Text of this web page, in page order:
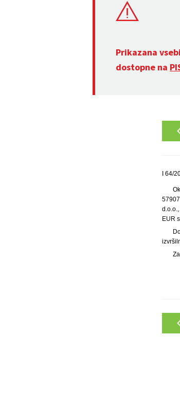
Prikazana
dostopne na
I 64/
EUR